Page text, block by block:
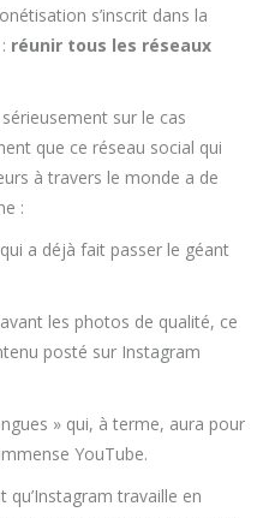
s’inscrit dans la
réunir tous les réseaux
sur le cas
que ce réseau social qui
à travers le monde a de
:
a déjà fait passer le géant
les photos de qualité, ce
posté sur Instagram
» qui, à terme, aura pour
YouTube.
qu’Instagram travaille en